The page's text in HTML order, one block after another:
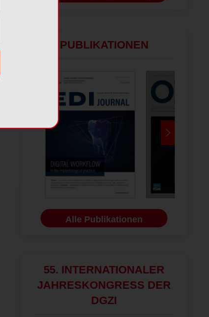
PUBLIKATIONEN
Alle Publikationen
55. INTERNATIONALER
JAHRESKONGRESS DER
DGZI